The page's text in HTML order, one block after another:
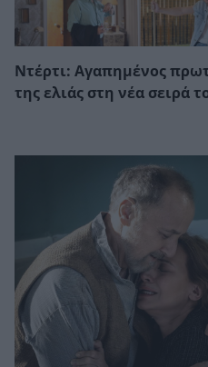
Ντέρτι: Αγαπημένος
της ελιάς στη νέα σειρά